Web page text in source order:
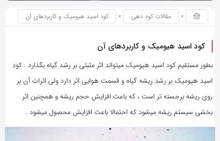
مقالات کود دهی کود اسید هیومیک و کاربردهای آن
کود اسید هیومیک و کاربردهای آن
بطور مستقیم کود اسید هیومیک میتواند اثر مثبتی بر رشد گیاه بگذارد . کود
اسید هیومیک بر رشد ریشه گیاه و قسمت هوایی اثر دارد ولی اثرات آن بر
روی ریشه برجسته تر است ، که باعث افزایش حجم ریشه و همچنین اثر
بخشی سیستم ریشه میشود که احتمالا باعث افزایش محصول میشود .